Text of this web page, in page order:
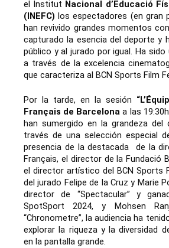
el Institut Nacional d’Educació
(INEFC) los espectadores (en gran
han revivido grandes momentos
capturado la esencia del deporte y
público y al jurado por igual. Ha sido
a través de la excelencia
que caracteriza al BCN Sports Film
Por la tarde, en la sesión
Français de Barcelonaa las
han sumergido en la grandeza
través de una selección especial
presencia de la destacada de la
Français, el director de la Fundació
el director artístico del BCN Sports
del jurado Felipe de la Cruz y Marie
director de “Spectacular” y
SpotSport 2024, y
Mohsen
“Chronometre”, la audiencia ha
explorar la riqueza y la diversidad
en la pantalla grande.